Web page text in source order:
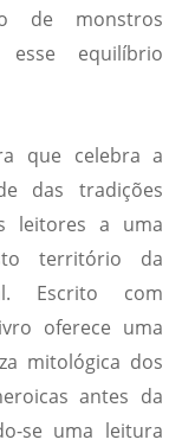
de monstros
esse equilíbrio
que celebra a
das tradições
leitores a uma
território da
Escrito com
oferece uma
mitológica dos
antes da
se uma leitura